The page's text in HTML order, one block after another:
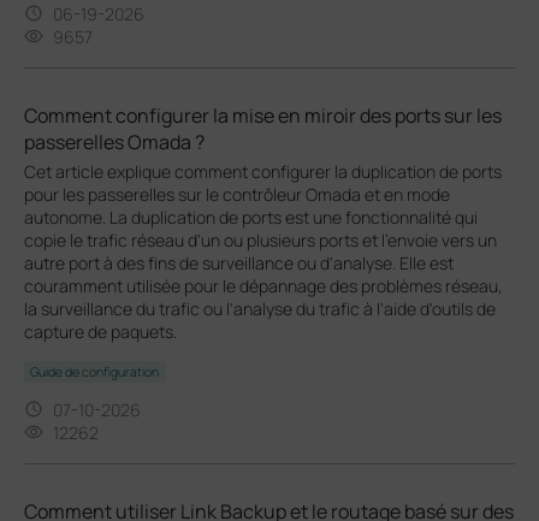
06-19-2026
9657
Comment configurer la mise en miroir des ports sur les
passerelles Omada ?
Cet article explique comment configurer la duplication de ports
pour les passerelles sur le contrôleur Omada et en mode
autonome. La duplication de ports est une fonctionnalité qui
copie le trafic réseau d'un ou plusieurs ports et l'envoie vers un
autre port à des fins de surveillance ou d'analyse. Elle est
couramment utilisée pour le dépannage des problèmes réseau,
la surveillance du trafic ou l'analyse du trafic à l'aide d'outils de
capture de paquets.
Guide de configuration
07-10-2026
12262
Comment utiliser Link Backup et le routage basé sur des